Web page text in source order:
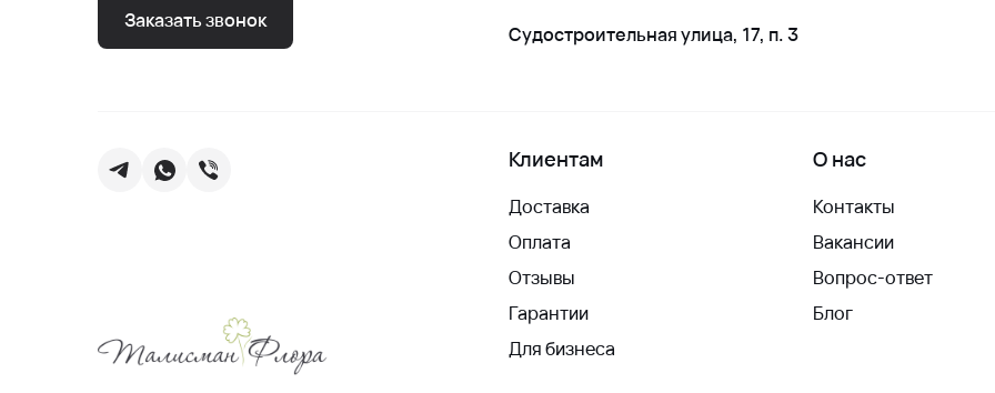
Заказать звонок
Судостроительная улица, 17, п. 3
Клиентам
Доставка
Оплата
Отзывы
Гарантии
Для бизнеса
О нас
Контакты
Вакансии
Вопрос-ответ
Блог